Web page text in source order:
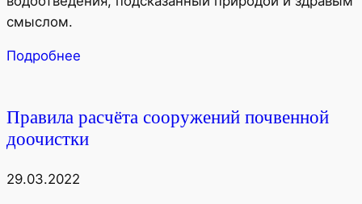
смыслом.
Подробнее
Правила расчёта сооружений почвенной
доочистки
29.03.2022